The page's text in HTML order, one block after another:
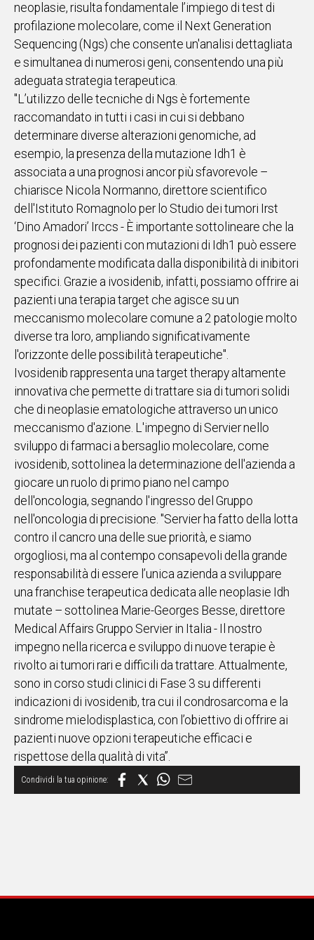
neoplasie, risulta fondamentale l’impiego di test di
profilazione molecolare, come il Next Generation
Sequencing (Ngs) che consente un'analisi dettagliata
e simultanea di numerosi geni, consentendo una più
adeguata strategia terapeutica.
"L’utilizzo delle tecniche di Ngs è fortemente
raccomandato in tutti i casi in cui si debbano
determinare diverse alterazioni genomiche, ad
esempio, la presenza della mutazione Idh1 è
associata a una prognosi ancor più sfavorevole –
chiarisce Nicola Normanno, direttore scientifico
dell'Istituto Romagnolo per lo Studio dei tumori Irst
‘Dino Amadori’ Irccs - È importante sottolineare che la
prognosi dei pazienti con mutazioni di Idh1 può essere
profondamente modificata dalla disponibilità di inibitori
specifici. Grazie a ivosidenib, infatti, possiamo offrire ai
pazienti una terapia target che agisce su un
meccanismo molecolare comune a 2 patologie molto
diverse tra loro, ampliando significativamente
l'orizzonte delle possibilità terapeutiche".
Ivosidenib rappresenta una target therapy altamente
innovativa che permette di trattare sia di tumori solidi
che di neoplasie ematologiche attraverso un unico
meccanismo d'azione. L'impegno di Servier nello
sviluppo di farmaci a bersaglio molecolare, come
ivosidenib, sottolinea la determinazione dell'azienda a
giocare un ruolo di primo piano nel campo
dell'oncologia, segnando l'ingresso del Gruppo
nell'oncologia di precisione. "Servier ha fatto della lotta
contro il cancro una delle sue priorità, e siamo
orgogliosi, ma al contempo consapevoli della grande
responsabilità di essere l’unica azienda a sviluppare
una franchise terapeutica dedicata alle neoplasie Idh
mutate – sottolinea Marie-Georges Besse, direttore
Medical Affairs Gruppo Servier in Italia - Il nostro
impegno nella ricerca e sviluppo di nuove terapie è
rivolto ai tumori rari e difficili da trattare. Attualmente,
sono in corso studi clinici di Fase 3 su differenti
indicazioni di ivosidenib, tra cui il condrosarcoma e la
sindrome mielodisplastica, con l’obiettivo di offrire ai
pazienti nuove opzioni terapeutiche efficaci e
rispettose della qualità di vita”.